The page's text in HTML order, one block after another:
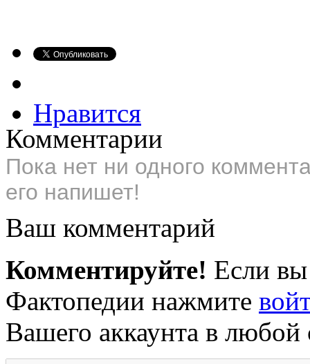
Нравится
Комментарии
Пока нет ни одного
его напишет!
Ваш комментарий
Комментируйте! Если вы
Фактопедии нажмите
Вашего аккаунта в любой